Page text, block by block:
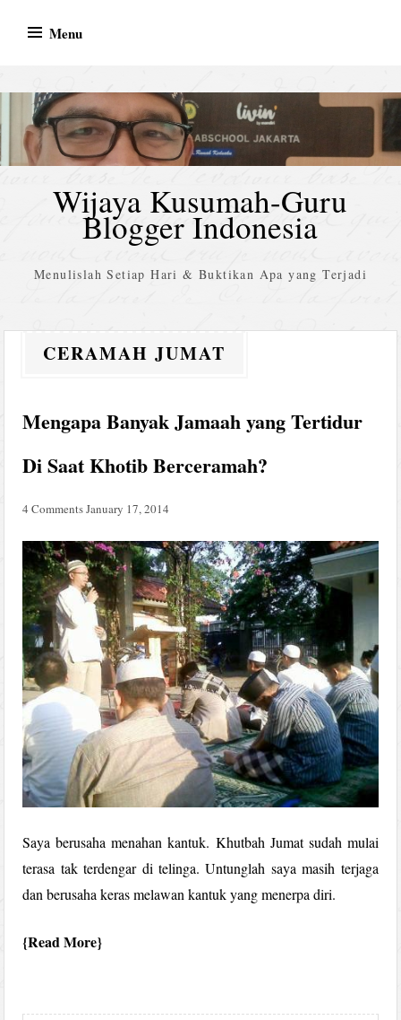
Menu
Wijaya Kusumah-Guru
Blogger Indonesia
Menulislah Setiap Hari & Buktikan Apa yang Terjadi
CERAMAH JUMAT
Mengapa Banyak Jamaah yang Tertidur
Di Saat Khotib Berceramah?
4 CommentsJanuary 17, 2014
Saya berusaha menahan kantuk. Khutbah Jumat sudah mulai
terasa tak terdengar di telinga. Untunglah saya masih terjaga
dan berusaha keras melawan kantuk yang menerpa diri.
Read More